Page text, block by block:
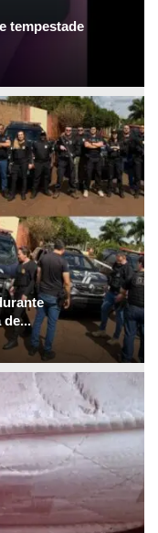
tempestade
de...